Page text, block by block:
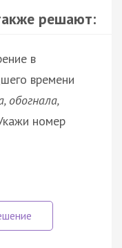
решают:
в
времени
обогнала,
номер